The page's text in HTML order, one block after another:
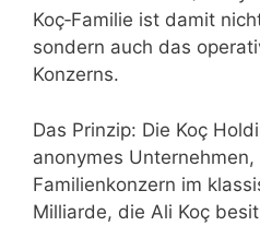
Koç‑Familie ist damit
sondern auch das
Konzerns.
Das Prinzip: Die Koç
anonymes
Familienkonzern im
Milliarde, die Ali Koç